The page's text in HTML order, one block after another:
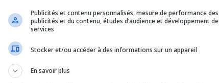
assassinée au bar le 77 à
Les proches de Justine
brutalement le jour de son
Publicités et contenu personnalisés, mesure de performance des
publicités et du contenu, études d’audience et développement de
services
Stocker et/ou accéder à des informations sur un appareil
En savoir plus